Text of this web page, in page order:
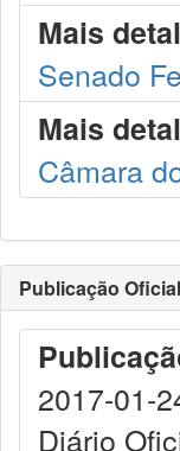
Mais
Senado
Mais
Câmara
Publicação Oficial
2017-01-
Diário